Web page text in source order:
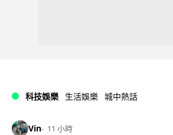
科技娛樂 生活娛樂 城中熱話
Vin 11 小時